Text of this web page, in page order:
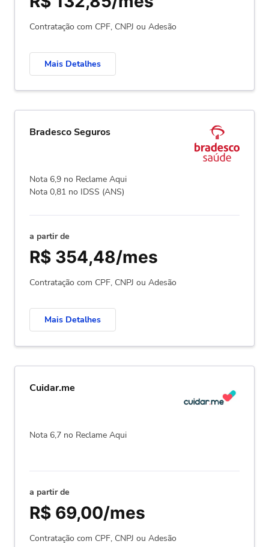
Contratação com CPF, CNPJ ou Adesão
Mais Detalhes
Bradesco Seguros
Nota 6,9 no Reclame Aqui
Nota 0,81 no IDSS (ANS)
a partir de
R$ 354,48/mes
Contratação com CPF, CNPJ ou Adesão
Mais Detalhes
Cuidar.me
Nota 6,7 no Reclame Aqui
a partir de
R$ 69,00/mes
Contratação com CPF, CNPJ ou Adesão